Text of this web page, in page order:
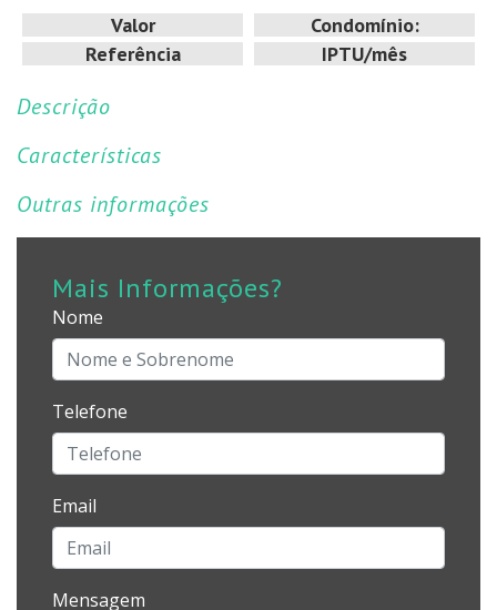
Valor
Referência
Condomínio:
IPTU/mês
Descrição
Características
Outras informações
Mais Informações?
Nome
Telefone
Email
Mensagem